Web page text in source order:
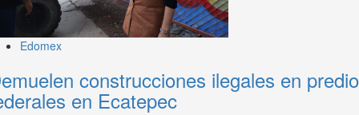
Edomex
construcciones ilegales en
en Ecatepec